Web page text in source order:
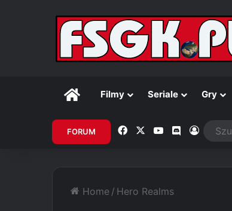
GłównaFilmy Seriale Gry
FORUM Facebook YouTubeDiscordZaloguj
Home / Hero Realms